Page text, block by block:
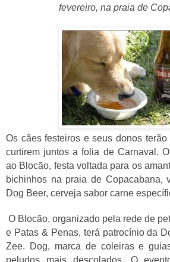
fevereiro, na praia de
Os cães festeiros e seus donos terão
curtirem juntos a folia de Carnaval.
ao Blocão, festa voltada para os
bichinhos na praia de Copacabana,
Dog Beer, cerveja sabor carne
O Blocão, organizado pela rede de
e Patas & Penas, terá patrocínio da
Zee. Dog, marca de coleiras e
peludos mais descolados. O